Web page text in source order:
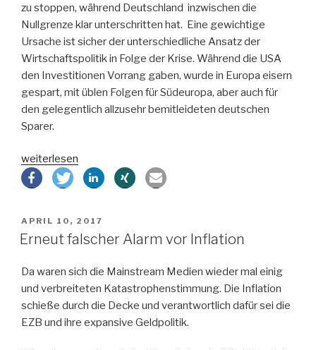
zu stoppen, während Deutschland inzwischen die
Nullgrenze klar unterschritten hat. Eine gewichtige
Ursache ist sicher der unterschiedliche Ansatz der
Wirtschaftspolitik in Folge der Krise. Während die USA
den Investitionen Vorrang gaben, wurde in Europa eisern
gespart, mit üblen Folgen für Südeuropa, aber auch für
den gelegentlich allzusehr bemitleideten deutschen
Sparer.
„Wie
kommen
wir
aus
Negativzinsen?“
weiterlesen
VERÖFFENTLICHT
AM
APRIL 10, 2017
Erneut falscher Alarm vor Inflation
Da waren sich die Mainstream Medien wieder mal einig
und verbreiteten Katastrophenstimmung. Die Inflation
schieße durch die Decke und verantwortlich dafür sei die
EZB und ihre expansive Geldpolitik.